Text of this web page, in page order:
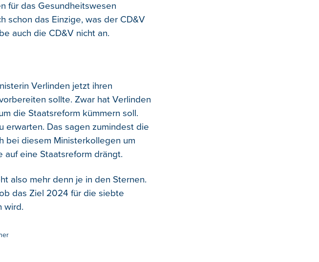
für das Gesundheitswesen
schon das Einzige, was der CD&V
auch die CD&V nicht an.
Verlinden jetzt ihren
sollte. Zwar hat Verlinden
die Staatsreform kümmern soll.
erwarten. Das sagen zumindest die
bei diesem Ministerkollegen um
auf eine Staatsreform drängt.
also mehr denn je in den Sternen.
das Ziel 2024 für die siebte
wird.